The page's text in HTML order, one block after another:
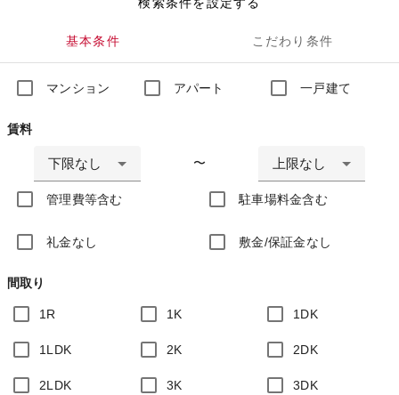
基本条件 こだわり条件
マンション アパート 一戸建て
賃料
下限なし 〜 上限なし
管理費等含む 駐車場料金含む
礼金なし 敷金/保証金なし
間取り
1R 1K 1DK
1LDK 2K 2DK
2LDK 3K 3DK